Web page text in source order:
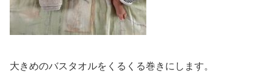
大きめのバスタオルをくるくる巻きにします。